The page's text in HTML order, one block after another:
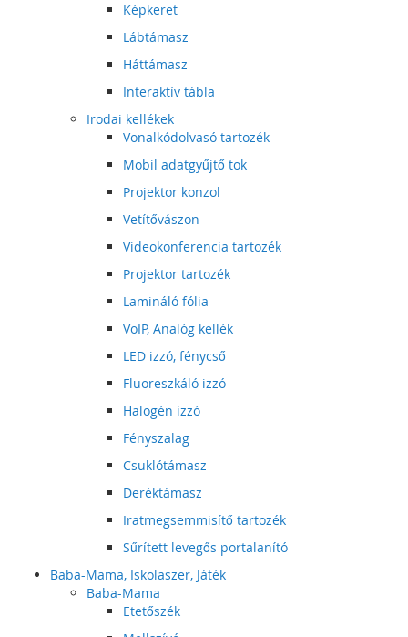
Képkeret
Lábtámasz
Háttámasz
Interaktív tábla
Irodai kellékek
Vonalkódolvasó tartozék
Mobil adatgyűjtő tok
Projektor konzol
Vetítővászon
Videokonferencia tartozék
Projektor tartozék
Lamináló fólia
VoIP, Analóg kellék
LED izzó, fénycső
Fluoreszkáló izzó
Halogén izzó
Fényszalag
Csuklótámasz
Deréktámasz
Iratmegsemmisítő tartozék
Sűrített levegős portalanító
Baba-Mama, Iskolaszer, Játék
Baba-Mama
Etetőszék